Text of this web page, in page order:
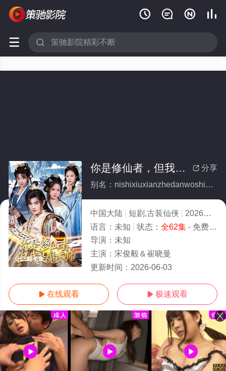
   
 
全62集/全集
 分享
你是修仙者，但我是魔术师(全集)
别名：nishixiuxianzhedanwoshimoshushi
中国大陆 短剧,古装仙侠 2026
6.0
语言： 未知 状态： 全62集- 免费在线观看
导演： 未知
主演： 宋俊毅＆崔晓曼
更新时间： 2026-06-03
 在线观看  极速观看